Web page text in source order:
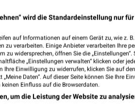
LADESÄULEN ANZEIGEN
wird die Standardeinstellung nur
auf Informationen auf einem Gerät zu, wie z.
zu verarbeiten. Einige Anbieter verarbeiten Ihre
zu widersprechen, öffnen Sie die
„Einstellungen verwalten“ klicken oder
Ihre Einwilligung zu widerrufen, klicken Sie auf
Daten“. Auf dieser Seite können Sie Ihre
Einfluss auf die Browserdaten.
um die Leistung der Website zu